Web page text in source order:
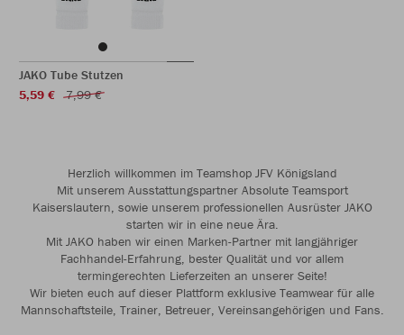
JAKO Tube Stutzen
5,59 €
7,99 €
Herzlich willkommen im Teamshop JFV Königsland
Mit unserem Ausstattungspartner Absolute Teamsport
Kaiserslautern, sowie unserem professionellen Ausrüster JAKO
starten wir in eine neue Ära.
Mit JAKO haben wir einen Marken-Partner mit langjähriger
Fachhandel-Erfahrung, bester Qualität und vor allem
termingerechten Lieferzeiten an unserer Seite!
Wir bieten euch auf dieser Plattform exklusive Teamwear für alle
Mannschaftsteile, Trainer, Betreuer, Vereinsangehörigen und Fans.